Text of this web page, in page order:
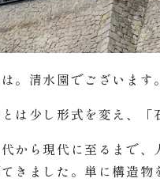
。清水園でございます。
は少し形式を変え、「
から現代に至るまで
きました。単に構造